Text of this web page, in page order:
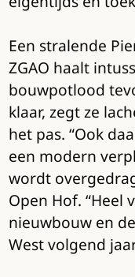
Een stralende
ZGAO haalt
bouwpotlood
klaar, zegt ze
het pas. “Ook
een modern
wordt
Open Hof. “Heel
nieuwbouw en
West volgend